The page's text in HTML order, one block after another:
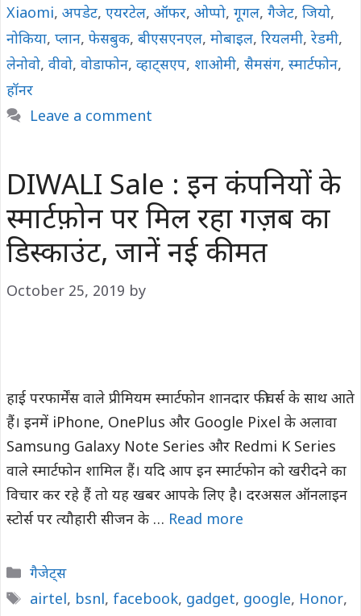
Xiaomi, अपडेट, एयरटेल, ऑफर, ओप्पो, गूगल, गैजेट, जियो,
नोकिया, प्लान, फेसबुक, बीएसएनएल, मोबाइल, रियलमी, रेडमी,
लेनोवो, वीवो, वोडाफोन, व्हाट्सएप, शाओमी, सैमसंग, स्मार्टफोन,
हॉनर
Leave a comment
DIWALI Sale : इन कंपनियों के
स्मार्टफ़ोन पर मिल रहा गज़ब का
डिस्काउंट, जानें नई कीमत
October 25, 2019 by
हाई परफार्मेंस वाले प्रीमियम स्मार्टफोन शानदार फीचर्स के साथ आते
हैं। इनमें iPhone, OnePlus और Google Pixel के अलावा
Samsung Galaxy Note Series और Redmi K Series
वाले स्मार्टफोन शामिल हैं। यदि आप इन स्मार्टफोन को खरीदने का
विचार कर रहे हैं तो यह खबर आपके लिए है। दरअसल ऑनलाइन
स्टोर्स पर त्यौहारी सीजन के … Read more
Categories
गैजेट्स
Tags
airtel, bsnl, facebook, gadget, google, Honor,